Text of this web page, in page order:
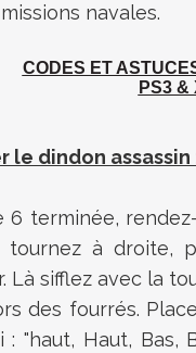
navales.
CODES ET
PS3 &
le dindon assassin
6 terminée,
à droite,
Là sifflez avec la
des fourrés.
: "haut, Haut, Bas,